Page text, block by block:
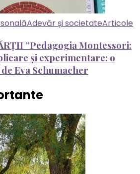
Adevăr și societateArticole
”Pedagogia Montessori:
și experimentare: o
Eva Schumacher